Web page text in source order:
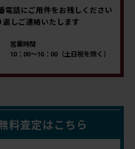
電話にご用件をお残しください
しご連絡いたします
営業時間
10：00～16：00（土日祝を除く）
料査定はこちら